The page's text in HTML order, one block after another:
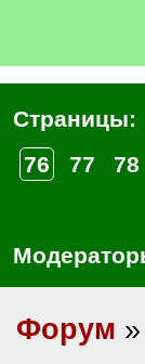
Страницы:
76
77 78
Форум »